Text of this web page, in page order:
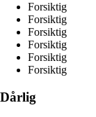
Forsiktig
Forsiktig
Forsiktig
Forsiktig
Forsiktig
Forsiktig
Dårlig